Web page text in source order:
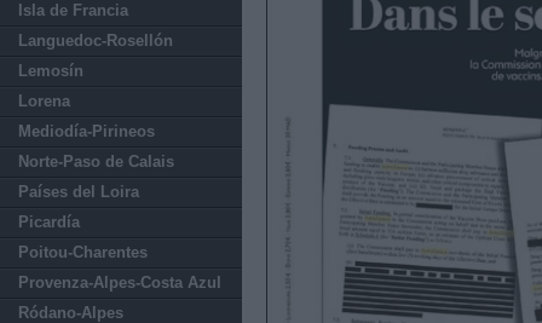
Isla de Francia
Languedoc-Rosellón
Lemosín
Lorena
Mediodía-Pirineos
Norte-Paso de Calais
Países del Loira
Picardía
Poitou-Charentes
Provenza-Alpes-Costa Azul
Ródano-Alpes